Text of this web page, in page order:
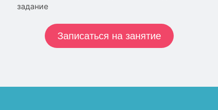
задание
Записаться на занятие